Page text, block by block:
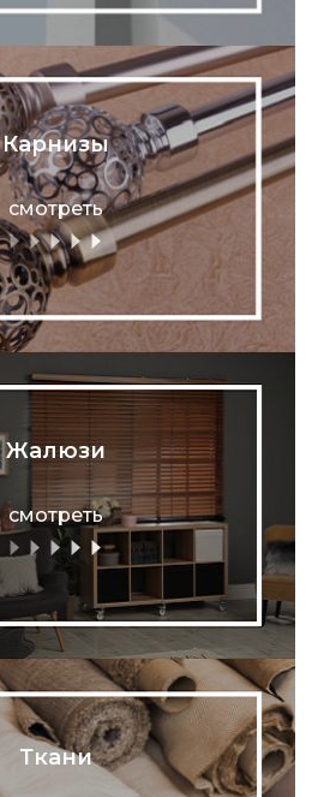
Карнизы
смотреть
Жалюзи
смотреть
Ткани